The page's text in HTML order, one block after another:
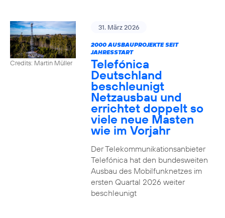
Credits: Martin Müller
31. März 2026
2000 AUSBAUPROJEKTE SEIT
JAHRESSTART
Telefónica
Deutschland
beschleunigt
Netzausbau und
errichtet doppelt so
viele neue Masten
wie im Vorjahr
Der Telekommunikationsanbieter
Telefónica hat den bundesweiten
Ausbau des Mobilfunknetzes im
ersten Quartal 2026 weiter
beschleunigt